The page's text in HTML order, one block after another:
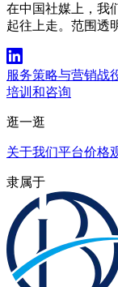
在中国社媒上，我
起往上走。范围透
服务策略与营销战
培训和咨询
逛一逛
关于我们平台价格
隶属于